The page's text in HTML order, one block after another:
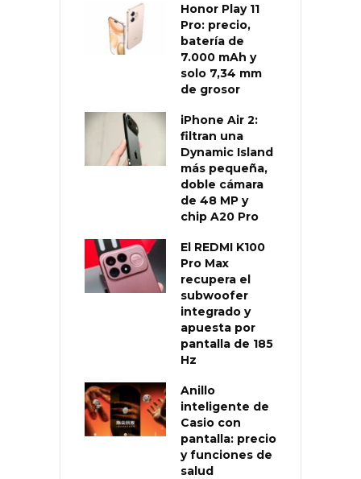
Honor Play 11
Pro: precio,
batería de
7.000 mAh y
solo 7,34 mm
de grosor
iPhone Air 2:
filtran una
Dynamic Island
más pequeña,
doble cámara
de 48 MP y
chip A20 Pro
El REDMI K100
Pro Max
recupera el
subwoofer
integrado y
apuesta por
pantalla de 185
Hz
Anillo
inteligente de
Casio con
pantalla: precio
y funciones de
salud